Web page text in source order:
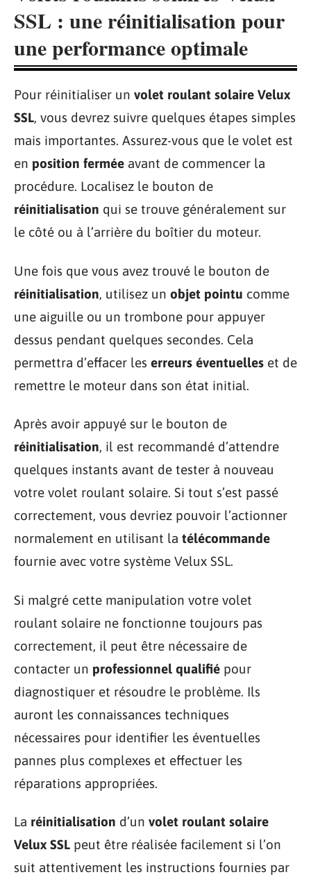
SSL : une réinitialisation pour
une performance optimale
Pour réinitialiser un volet roulant solaire Velux
SSL, vous devrez suivre quelques étapes simples
mais importantes. Assurez-vous que le volet est
en position fermée avant de commencer la
procédure. Localisez le bouton de
réinitialisation qui se trouve généralement sur
le côté ou à l’arrière du boîtier du moteur.
Une fois que vous avez trouvé le bouton de
réinitialisation, utilisez un objet pointu comme
une aiguille ou un trombone pour appuyer
dessus pendant quelques secondes. Cela
permettra d’effacer les erreurs éventuelles et de
remettre le moteur dans son état initial.
Après avoir appuyé sur le bouton de
réinitialisation, il est recommandé d’attendre
quelques instants avant de tester à nouveau
votre volet roulant solaire. Si tout s’est passé
correctement, vous devriez pouvoir l’actionner
normalement en utilisant la télécommande
fournie avec votre système Velux SSL.
Si malgré cette manipulation votre volet
roulant solaire ne fonctionne toujours pas
correctement, il peut être nécessaire de
contacter un professionnel qualifié pour
diagnostiquer et résoudre le problème. Ils
auront les connaissances techniques
nécessaires pour identifier les éventuelles
pannes plus complexes et effectuer les
réparations appropriées.
La réinitialisation d’un volet roulant solaire
Velux SSL peut être réalisée facilement si l’on
suit attentivement les instructions fournies par